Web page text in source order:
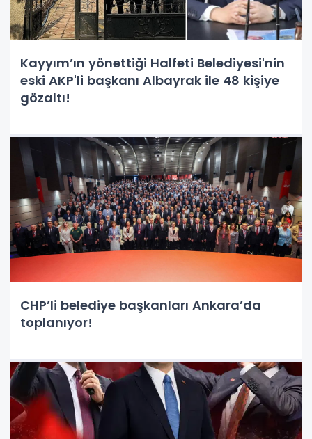
Kayyım’ın yönettiği Halfeti Belediyesi'nin
eski AKP'li başkanı Albayrak ile 48 kişiye
gözaltı!
CHP’li belediye başkanları Ankara’da
toplanıyor!